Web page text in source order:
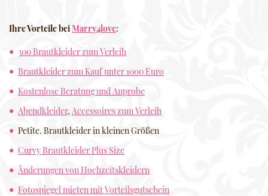
Ihre Vorteile beiMarry4love:
300 Brautkleider zum Verleih
Brautkleider zum Kauf unter 1000 Euro
Kostenlose Beratung und Anprobe
Abendkleider, Accessoires zum Verleih
Petite. Brautkleider in kleinen Größen
Curvy Brautkleider Plus Size
Änderungen von Hochzeitskleidern
Fotospiegel mieten mit Vorteilsgutschein